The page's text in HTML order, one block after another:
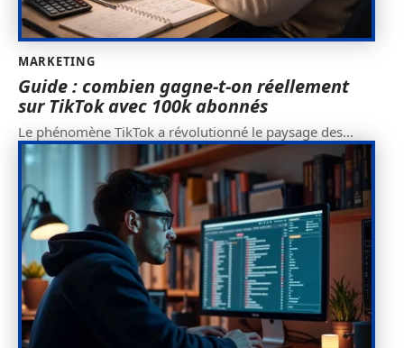
MARKETING
Guide : combien gagne-t-on réellement
sur TikTok avec 100k abonnés
Le phénomène TikTok a révolutionné le paysage des…